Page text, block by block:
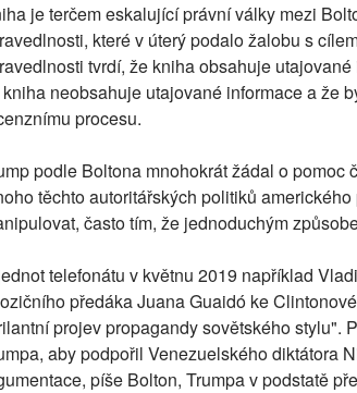
je terčem eskalující právní války mezi
které v úterý podalo žalobu s
tvrdí, že kniha obsahuje
neobsahuje utajované informace a že
procesu.
podle Boltona mnohokrát žádal o pomoc
těchto autoritářských politiků
často tím, že jednoduchým
telefonátu v květnu 2019 například
předáka Juana Guaidó ke
projev propagandy sovětského stylu".
aby podpořil Venezuelského diktátora
píše Bolton, Trumpa v podstatě